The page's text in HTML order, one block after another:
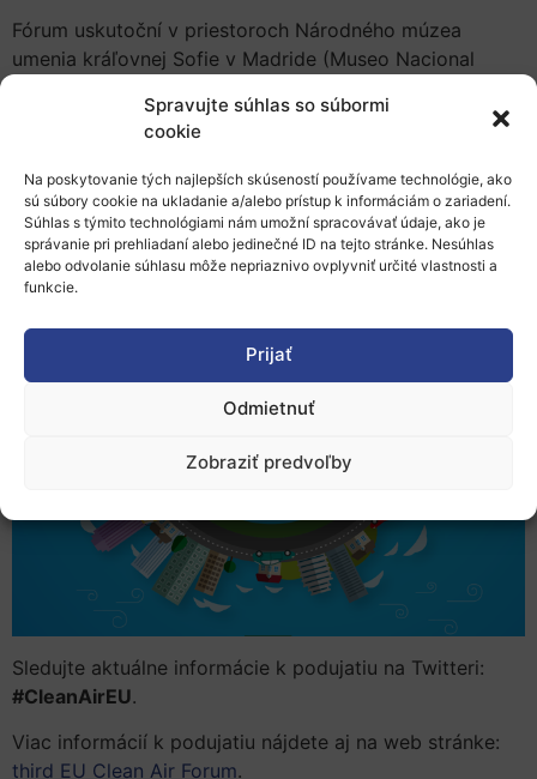
Spravujte súhlas so súbormi
cookie
Na poskytovanie tých najlepších skúseností používame technológie, ako
sú súbory cookie na ukladanie a/alebo prístup k informáciám o zariadení.
Súhlas s týmito technológiami nám umožní spracovávať údaje, ako je
správanie pri prehliadaní alebo jedinečné ID na tejto stránke. Nesúhlas
alebo odvolanie súhlasu môže nepriaznivo ovplyvniť určité vlastnosti a
funkcie.
Prijať
Odmietnuť
Zobraziť predvoľby
Fórum uskutoční v priestoroch Národného múzea
umenia kráľovnej Sofie v Madride (Museo Nacional
budú vysielané naživo online (live web-stream/
Swapcard platform).
Sledujte aktuálne informácie k podujatiu na Twitteri:
#CleanAirEU.
Viac informácií k podujatiu nájdete aj na web stránke:
third EU Clean Air Forum.